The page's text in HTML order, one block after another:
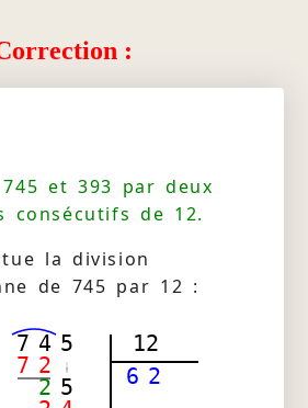
:
745 et 393 par deux
consécutifs de 12.
la division
de 745 par 12 :
7 4 5
12
6 2
2
7
5
2